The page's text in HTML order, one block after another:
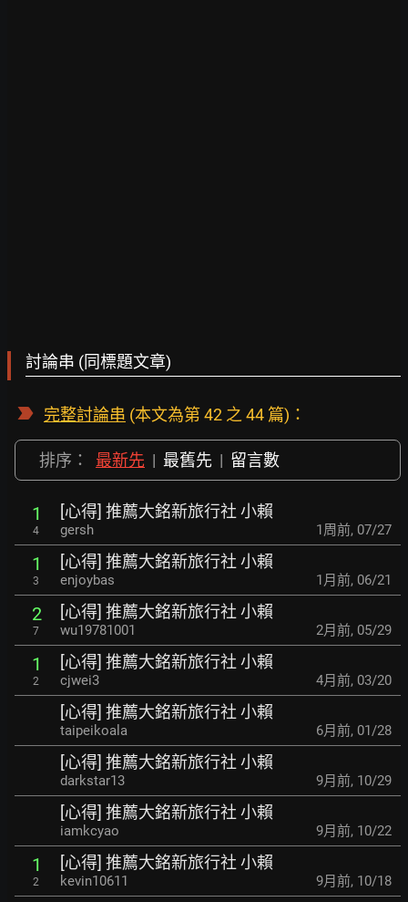
討論串 (同標題文章)
完整討論串 (本文為第 42 之 44 篇)：
排序： 最新先 | 最舊先 | 留言數
1
4
[心得] 推薦大銘新旅行社 小賴
gersh 1周前, 07/27
1
3
[心得] 推薦大銘新旅行社 小賴
enjoybas 1月前, 06/21
2
7
[心得] 推薦大銘新旅行社 小賴
wu19781001 2月前, 05/29
1
2
[心得] 推薦大銘新旅行社 小賴
cjwei3 4月前, 03/20
[心得] 推薦大銘新旅行社 小賴
taipeikoala 6月前, 01/28
[心得] 推薦大銘新旅行社 小賴
darkstar13 9月前, 10/29
[心得] 推薦大銘新旅行社 小賴
iamkcyao 9月前, 10/22
1
2
[心得] 推薦大銘新旅行社 小賴
kevin10611 9月前, 10/18